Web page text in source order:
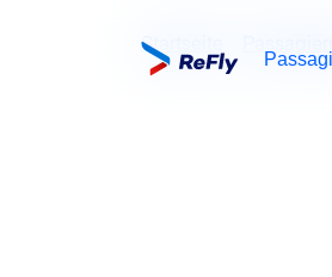
Startseite